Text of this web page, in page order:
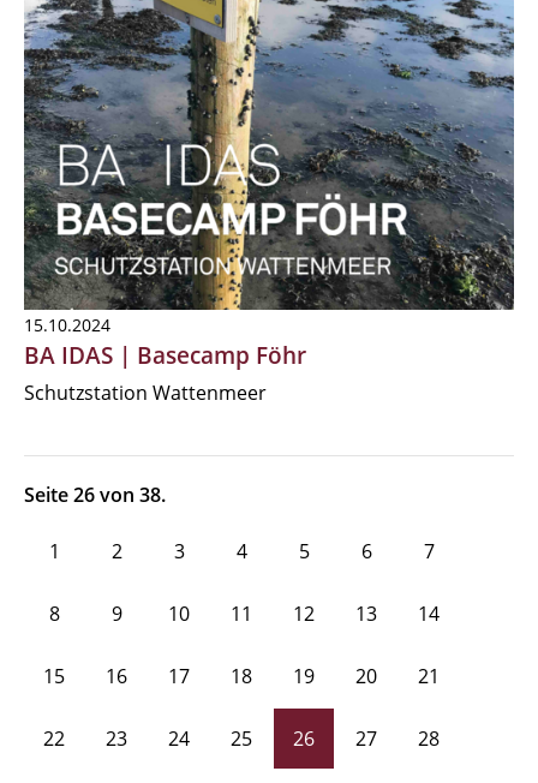
15.10.2024
BA IDAS | Basecamp Föhr
Schutzstation Wattenmeer
Seite 26 von 38.
1 2 3 4 5 6 7
8 9 10 11 12 13 14
15 16 17 18 19 20 21
22 23 24 25 26 27 28